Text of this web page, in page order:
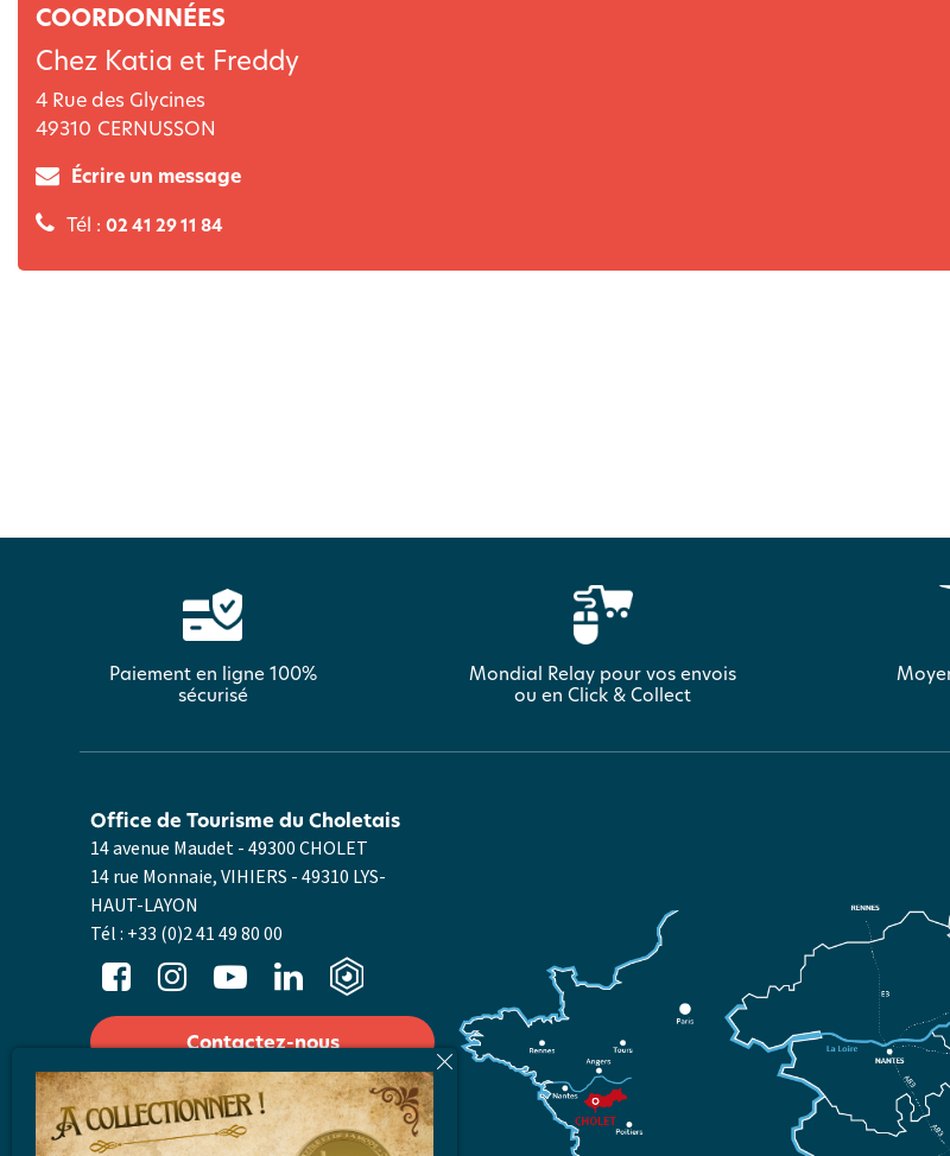
COORDONNÉES
Chez Katia et Freddy
4 Rue des Glycines
49310 CERNUSSON
Écrire un message
Tél : 02 41 29 11 84
Paiement en ligne 100%
sécurisé
Mondial Relay pour vos envois
ou en Click & Collect
14 avenue Maudet - 49300 CHOLET
14 rue Monnaie, VIHIERS - 49310 LYS-
HAUT-LAYON
Tél : +33 (0)2 41 49 80 00
Office de Tourisme du Choletais
Contactez-nous
Nos horaires